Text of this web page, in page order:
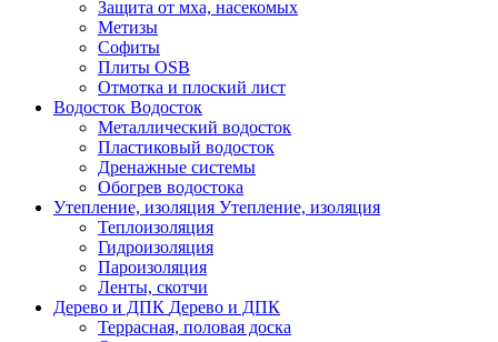
Защита от мха, насекомых
Метизы
Софиты
Плиты OSB
Отмотка и плоский лист
Водосток Водосток
Металлический водосток
Пластиковый водосток
Дренажные системы
Обогрев водостока
Утепление, изоляция Утепление, изоляция
Теплоизоляция
Гидроизоляция
Пароизоляция
Ленты, скотчи
Дерево и ДПК Дерево и ДПК
Террасная, половая доска